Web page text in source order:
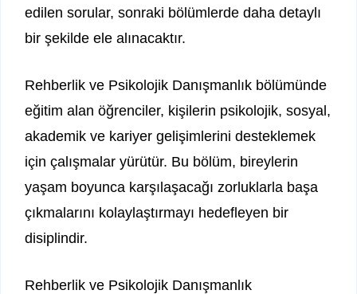
edilen sorular, sonraki bölümlerde daha detaylı
bir şekilde ele alınacaktır.
Rehberlik ve Psikolojik Danışmanlık bölümünde
eğitim alan öğrenciler, kişilerin psikolojik, sosyal,
akademik ve kariyer gelişimlerini desteklemek
için çalışmalar yürütür. Bu bölüm, bireylerin
yaşam boyunca karşılaşacağı zorluklarla başa
çıkmalarını kolaylaştırmayı hedefleyen bir
disiplindir.
Rehberlik ve Psikolojik Danışmanlık